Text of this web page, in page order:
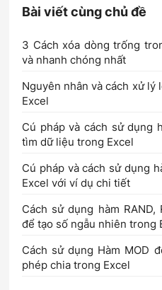
Bài viết cùng chủ đề
3 Cách xóa dòng trống
và nhanh chóng nhất
Nguyên nhân và cách xử lý
Excel
Cú pháp và cách sử dụng
tìm dữ liệu trong Excel
Cú pháp và cách sử dụng
Excel với ví dụ chi tiết
Cách sử dụng hàm RAND,
để tạo số ngẫu nhiên trong
Cách sử dụng Hàm MOD
phép chia trong Excel